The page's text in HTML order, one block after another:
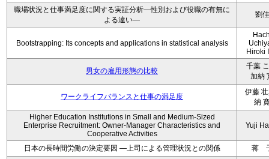
職場状況と仕事満足度に関する実証分析―性別および役職の有無に
よる違い―
劉
Bootstrapping: Its concepts and applications in statistical analysis
Hiroki
男女の雇用形態の比較
千葉
加納
ワークライフバランスと仕事の満足度
伊藤
納
Higher Education Institutions in Small and Medium-Sized
Enterprise Recruitment: Owner-Manager Characteristics and
Cooperative Activities
Yuji
日本の長時間労働の決定要因 ―上司による管理状況との関係
蒋